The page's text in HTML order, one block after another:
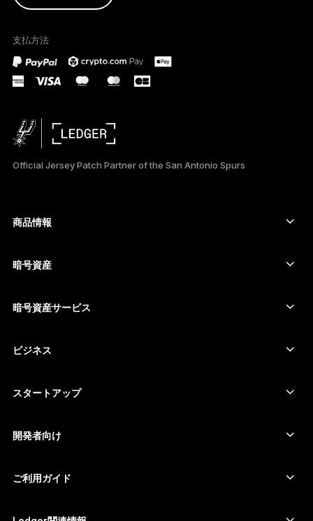
FRANÇAIS
TÜRKÇE
DEUTSCH
PORTUGUÊS
РУССКИЙ
العربية
支払方法
Official Jersey Patch Partner of the San Antonio Spurs
商品情報
コールド ウォレット
Ledger Stax
Ledger Nano Classics
セット商品
全ての商品
暗号資産
Ethereumウォレット
Cardanoウォレット
Moneroウォレット
暗号資産一覧を見る
暗号資産サービス
暗号資産を購入
暗号資産をスワップ
ビジネス
スタートアップ
開発者向け
ご利用ガイド
対応ウォレットとサービス